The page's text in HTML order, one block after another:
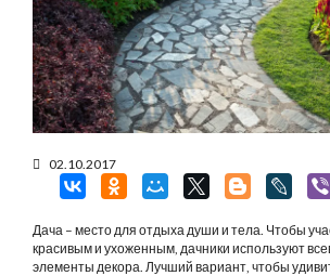
02.10.2017
Дача – место для отдыха души и тела. Чтобы
красивым и ухоженным, дачники используют
элементы декора. Лучший вариант, чтобы